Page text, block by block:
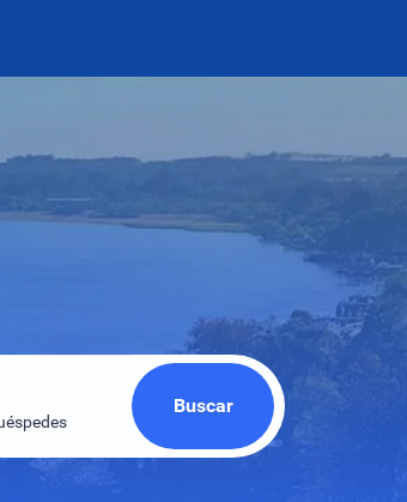
Buscar